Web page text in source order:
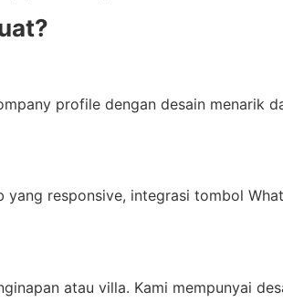
profile dengan desain menarik
responsive, integrasi tombol
atau villa. Kami mempunyai